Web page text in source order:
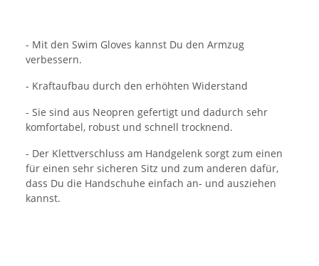
- Mit den Swim Gloves kannst Du den Armzug
verbessern.
- Kraftaufbau durch den erhöhten Widerstand
- Sie sind aus Neopren gefertigt und dadurch sehr
komfortabel, robust und schnell trocknend.
- Der Klettverschluss am Handgelenk sorgt zum einen
für einen sehr sicheren Sitz und zum anderen dafür,
dass Du die Handschuhe einfach an- und ausziehen
kannst.